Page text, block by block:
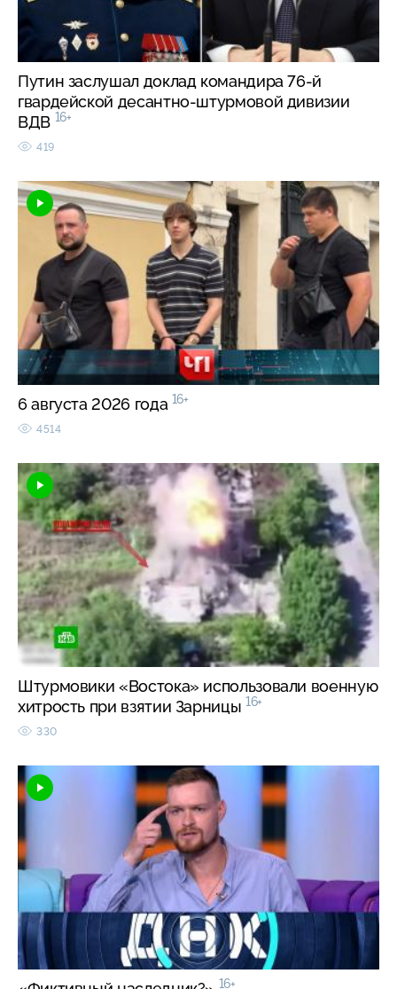
Путин заслушал доклад командира 76-й
гвардейской десантно-штурмовой дивизии
ВДВ 16+
419
6 августа 2026 года 16+
4514
Штурмовики «Востока» использовали военную
хитрость при взятии Зарницы 16+
330
16+